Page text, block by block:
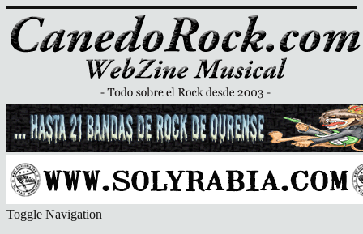
Toggle Navigation